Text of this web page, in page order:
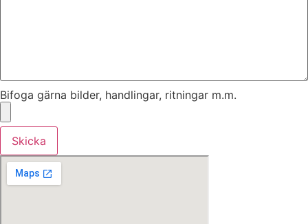
Bifoga gärna bilder, handlingar, ritningar m.m.
Skicka